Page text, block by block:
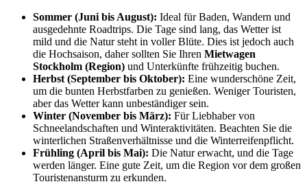
Sommer (Juni bis August): Ideal für Baden, Wandern und
ausgedehnte Roadtrips. Die Tage sind lang, das Wetter ist
mild und die Natur steht in voller Blüte. Dies ist jedoch auch
die Hochsaison, daher sollten Sie Ihren Mietwagen
Stockholm (Region) und Unterkünfte frühzeitig buchen.
Herbst (September bis Oktober): Eine wunderschöne Zeit,
um die bunten Herbstfarben zu genießen. Weniger Touristen,
aber das Wetter kann unbeständiger sein.
Winter (November bis März): Für Liebhaber von
Schneelandschaften und Winteraktivitäten. Beachten Sie die
winterlichen Straßenverhältnisse und die Winterreifenpflicht.
Frühling (April bis Mai): Die Natur erwacht, und die Tage
werden länger. Eine gute Zeit, um die Region vor dem großen
Touristenansturm zu erkunden.